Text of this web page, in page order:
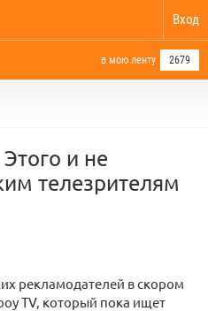
Вход
в мою ленту 2679
и не
телезрителям
рекламодателей в скором
TV, который пока ищет